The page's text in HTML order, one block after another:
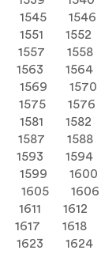
1545 1546
1551 1552
1557 1558
1563 1564
1569 1570
1575 1576
1581 1582
1587 1588
1593 1594
1599 1600
1605 1606
1611 1612
1617 1618
1623 1624